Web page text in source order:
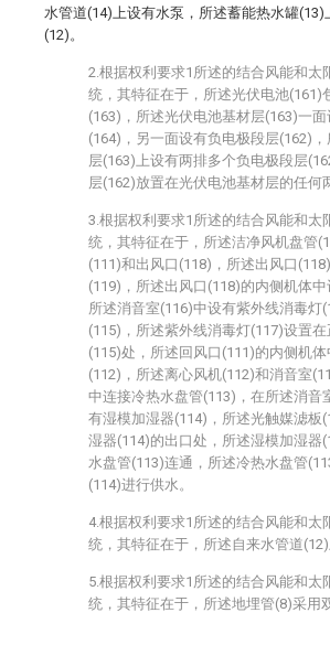
水管道(14)上设有水泵，所述蓄能热水罐(13)
(12)。
2.根据权利要求1所述的结合风能和太
统，其特征在于，所述光伏电池(161)
(163)，所述光伏电池基材层(163)一
(164)，另一面设有负电极段层(162)
层(163)上设有两排多个负电极段层
层(162)放置在光伏电池基材层的任何
3.根据权利要求1所述的结合风能和太
统，其特征在于，所述洁净风机盘管
(111)和出风口(118)，所述出风口
(119)，所述出风口(118)的内侧机体中
所述消音室(116)中设有紫外线消毒灯
(115)，所述紫外线消毒灯(117)设置
(115)处，所述回风口(111)的内侧机
(112)，所述离心风机(112)和消音室
中连接冷热水盘管(113)，在所述消音
有湿模加湿器(114)，所述光触媒滤板
湿器(114)的出口处，所述湿模加湿器
水盘管(113)连通，所述冷热水盘管
(114)进行供水。
4.根据权利要求1所述的结合风能和太
统，其特征在于，所述自来水管道(12)
5.根据权利要求1所述的结合风能和太
统，其特征在于，所述地埋管(8)采用